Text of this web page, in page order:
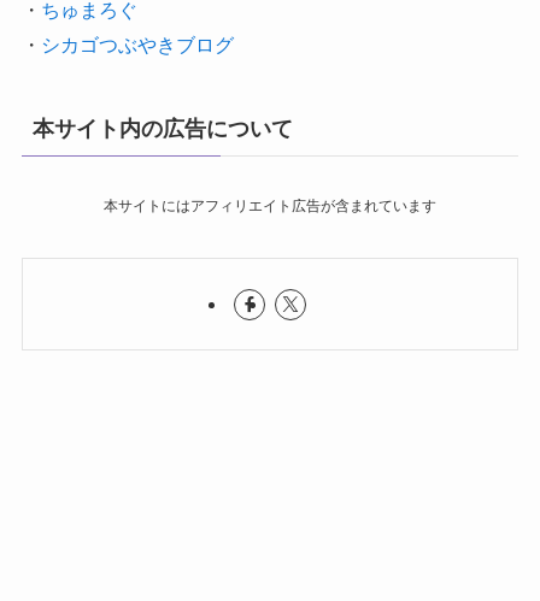
・ ちゅまろぐ
・ シカゴつぶやきブログ
本サイト内の広告について
本サイトにはアフィリエイト広告が含まれています